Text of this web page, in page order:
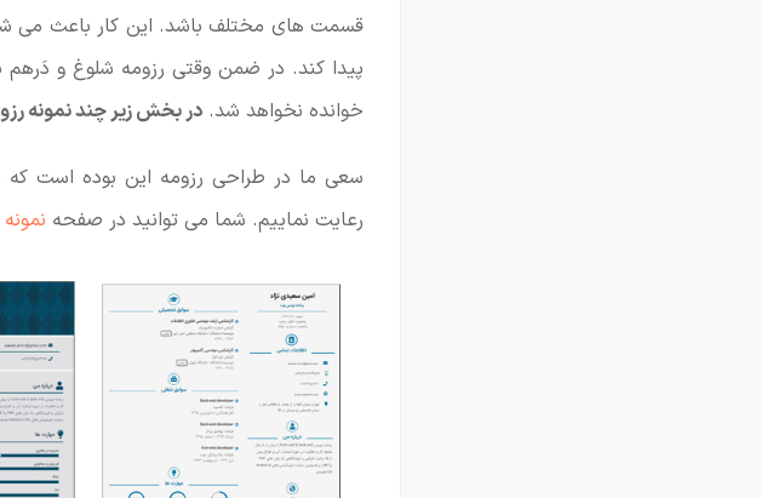
قسمت های مختلف باشد. این کار باعث می
پیدا کند. در ضمن وقتی رزومه شلوغ و
خوانده نخواهد شد. در بخش زیر چند نمونه
سعی ما در طراحی رزومه این بوده است که
رعایت نماییم. شما می توانید در صفحه